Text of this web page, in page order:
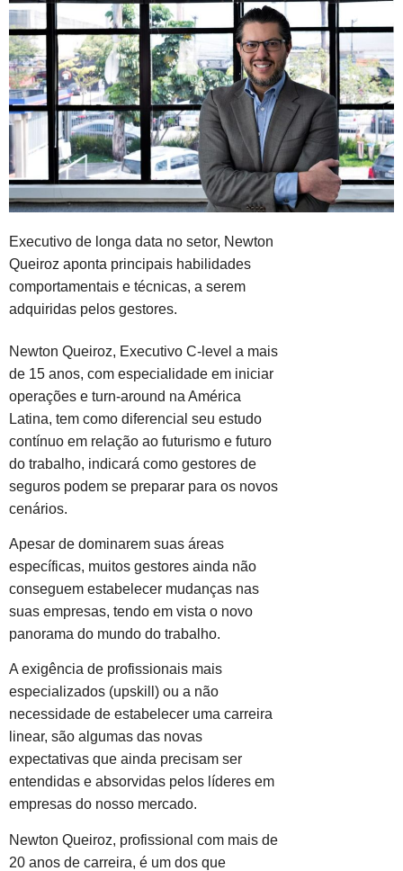
Executivo de longa data no setor, Newton
Queiroz aponta principais habilidades
comportamentais e técnicas, a serem
adquiridas pelos gestores.
Newton Queiroz, Executivo C-level a mais
de 15 anos, com especialidade em iniciar
operações e turn-around na América
Latina, tem como diferencial seu estudo
contínuo em relação ao futurismo e futuro
do trabalho, indicará como gestores de
seguros podem se preparar para os novos
cenários.
Apesar de dominarem suas áreas
específicas, muitos gestores ainda não
conseguem estabelecer mudanças nas
suas empresas, tendo em vista o novo
panorama do mundo do trabalho.
A exigência de profissionais mais
especializados (upskill) ou a não
necessidade de estabelecer uma carreira
linear, são algumas das novas
expectativas que ainda precisam ser
entendidas e absorvidas pelos líderes em
empresas do nosso mercado.
Newton Queiroz, profissional com mais de
20 anos de carreira, é um dos que